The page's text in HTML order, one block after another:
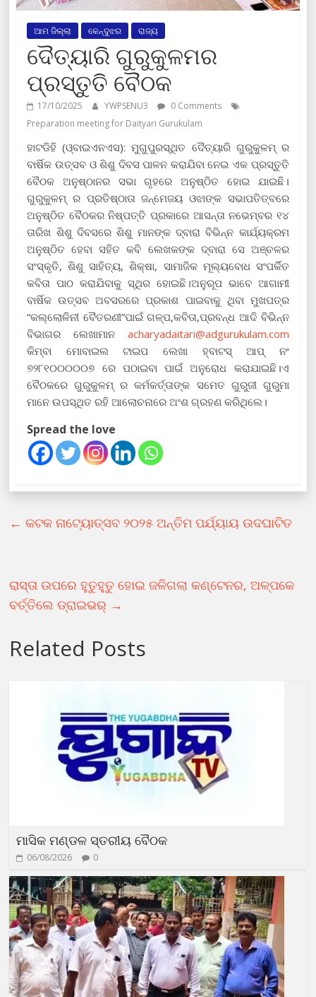
ଆମ ଜିଲ୍ଲା କେନ୍ଦୁଝର ରାଜ୍ୟ
ଦୈତ୍ୟାରି ଗୁରୁକୁଳମର
ପ୍ରସ୍ତୁତି ବୈଠକ
17/10/2025 YWPSENU3
0 Comments
Preparation meeting for Daityari Gurukulam
ହାଟଡିହି (ଓ୍ବାଇଏନଏସ): ମୁଗୁପୁରସ୍ଥିତ ଦୈତ୍ୟାରି ଗୁରୁକୁଳମ୍ ର
ବାର୍ଷିକ ଉତ୍ସବ ଓ ଶିଶୁ ଦିବସ ପାଳନ କରାଯିବା ନେଇ ଏକ ପ୍ରସ୍ତୁତି
ବୈଠକ ଅନୁଷ୍ଠାନର ସଭା ଗୃହରେ ଅନୁଷ୍ଠିତ ହୋଇ ଯାଇଛି।
ଗୁରୁକୁଳମ୍ ର ପ୍ରତିଷ୍ଠାତା ଜନ୍ମେଜୟ ଓଝାଙ୍କ ସଭାପତିତ୍ବରେ
ଅନୁଷ୍ଠିତ ବୈଠକର ନିଷ୍ପତ୍ତି ପ୍ରକାରେ ଆସନ୍ତା ନଭେମ୍ବର ୧୪
ତାରିଖ ଶିଶୁ ଦିବସରେ ଶିଶୁ ମାନଙ୍କ ଦ୍ବାରା ବିଭିନ୍ନ କାର୍ଯ୍ୟକ୍ରମ
ଅନୁଷ୍ଠିତ ହେବା ସହିତ କବି ଲେଖକଙ୍କ ଦ୍ବାରା ସେ ଅଞ୍ଚଳର
ସଂସ୍କୃତି, ଶିଶୁ ସାହିତ୍ୟ, ଶିକ୍ଷା, ସାମାଜିକ ମୂଲ୍ୟବୋଧ ସଂପର୍କିତ
କବିତା ପାଠ କରାଯିବାକୁ ସ୍ଥିର ହୋଇଛି।ଅନୁରୂପ ଭାବେ ଆଗାମୀ
ବାର୍ଷିକ ଉତ୍ସବ ଅବସରରେ ପ୍ରକାଶ ପାଇବାକୁ ଥିବା ମୁଖପତ୍ର
“କଲ୍ଲୋଳିନୀ ବୈତରଣୀ”ପାଇଁ ଗଳ୍ପ,କବିତା,ପ୍ରବନ୍ଧ ଆଦି ବିଭିନ୍ନ
ବିଭାଗର ଲେଖାମାନ acharyadaitari@adgurukulam.com
କିମ୍ବା ମୋବାଇଲ ଟାଇପ ଲେଖା ହ୍ବାଟସ୍ ଆପ୍ ନଂ
୭୨୮୧୦୦୦୦୦୭ ରେ ପଠାଇବା ପାଇଁ ଅନୁରୋଧ କରାଯାଇଛି।ଏ
ବୈଠକରେ ଗୁରୁକୁଳମ୍ ର କର୍ମକର୍ତ୍ତାଙ୍କ ସମେତ ଗୁରୁଜୀ ଗୁରୁମା
ମାନେ ଉପସ୍ଥିତ ରହି ଆଲୋଚନାରେ ଅଂଶ ଗ୍ରହଣ କରିଥିଲେ।
Spread the love
← କଟକ ନାଟ୍ୟୋତ୍ସବ ୨୦୨୫ ଅନ୍ତିମ ପର୍ଯ୍ୟାୟ ଉଦଘାଟିତ
ରାସ୍ତା ଉପରେ ହୁତୁହୁତୁ ହୋଇ ଜଳିଗଲା କଣ୍ଟେନର, ଅଳ୍ପକେ
ବର୍ତ୍ତିଲେ ଡ୍ରାଇଭର୍ →
Related Posts
ମାସିକ ମଣ୍ଡଳ ସ୍ତରୀୟ ବୈଠକ
06/08/2026 0